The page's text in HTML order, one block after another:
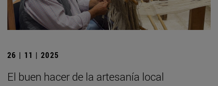
26 | 11 | 2025
El buen hacer de la artesanía local